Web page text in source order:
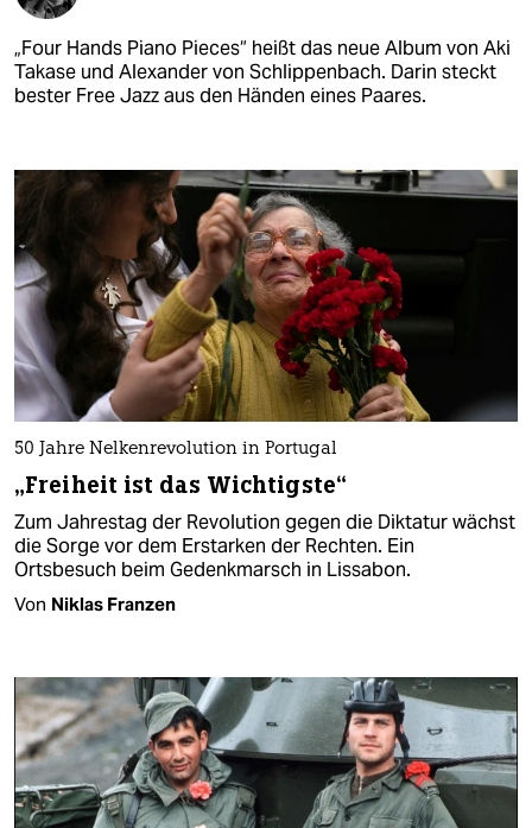
„Four Hands Piano Pieces“ heißt das neue Album von Aki
Takase und Alexander von Schlippenbach. Darin steckt
bester Free Jazz aus den Händen eines Paares.
50 Jahre Nelkenrevolution in Portugal
„Freiheit ist das Wichtigste“
Zum Jahrestag der Revolution gegen die Diktatur wächst
die Sorge vor dem Erstarken der Rechten. Ein
Ortsbesuch beim Gedenkmarsch in Lissabon.
Von Niklas Franzen